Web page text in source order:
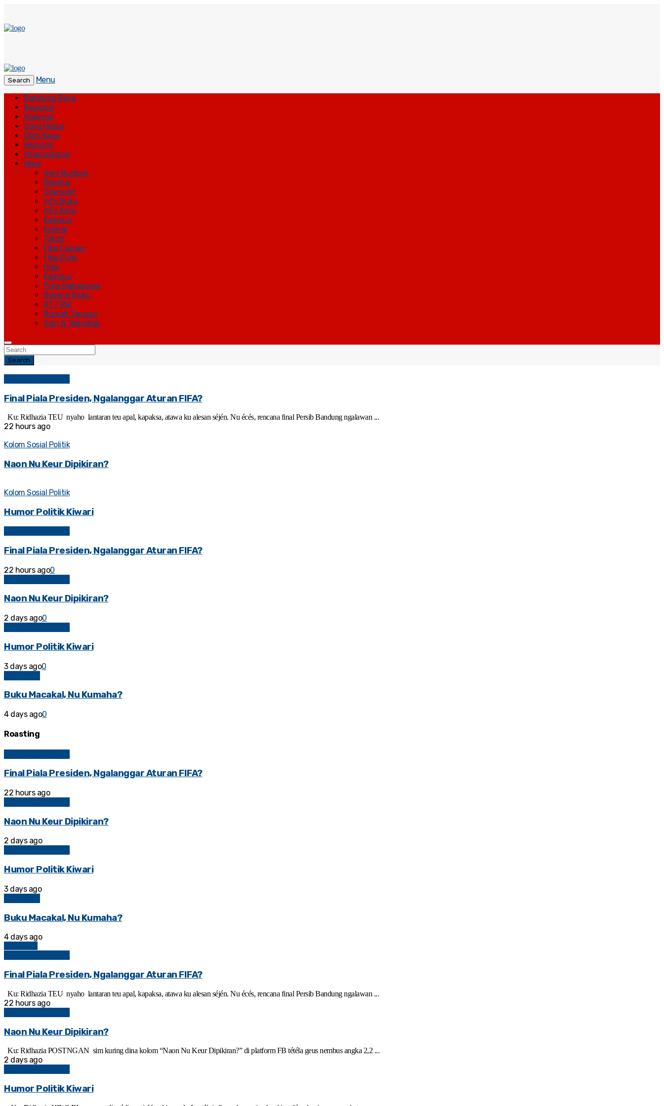
Search
Menu
Bandung Raya
Regional
Nasional
Gaya Hidup
Olah Raga
Ekonomi
Internasional
More
Seni Budaya
Resensi
Otomotif
Info Buku
Info Kota
Kampus
Kuliner
Tokoh
Fiksi Cerpen
Fiksi Puisi
Hobi
Kampus
Puisi Mahasiswa
Resensi Buku
RT / RW
Rumah Tangga
Sain & Teknologi
Search
Final Piala Presiden, Ngalanggar Aturan FIFA?
Ku: Ridhazia TEU nyaho lantaran teu apal, kapaksa, atawa ku alesan séjén. Nu écés, rencana final Persib Bandung ngalawan ...
22 hours ago
Kolom Sosial Politik
Naon Nu Keur Dipikiran?
Kolom Sosial Politik
Humor Politik Kiwari
Final Piala Presiden, Ngalanggar Aturan FIFA?
22 hours ago0
Naon Nu Keur Dipikiran?
2 days ago0
Humor Politik Kiwari
3 days ago0
Buku Macakal, Nu Kumaha?
4 days ago0
Roasting
Final Piala Presiden, Ngalanggar Aturan FIFA?
22 hours ago
Naon Nu Keur Dipikiran?
2 days ago
Humor Politik Kiwari
3 days ago
Buku Macakal, Nu Kumaha?
4 days ago
Final Piala Presiden, Ngalanggar Aturan FIFA?
Ku: Ridhazia TEU nyaho lantaran teu apal, kapaksa, atawa ku alesan séjén. Nu écés, rencana final Persib Bandung ngalawan ...
22 hours ago
Naon Nu Keur Dipikiran?
Ku: Ridhazia POSTNGAN sim kuring dina kolom “Naon Nu Keur Dipikiran?” di platform FB tétéla geus nembus angka 2,2 ...
2 days ago
Humor Politik Kiwari